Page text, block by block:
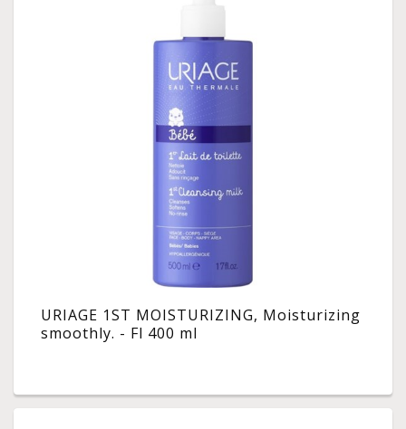
URIAGE 1ST MOISTURIZING, Moisturizing
smoothly. - Fl 400 ml